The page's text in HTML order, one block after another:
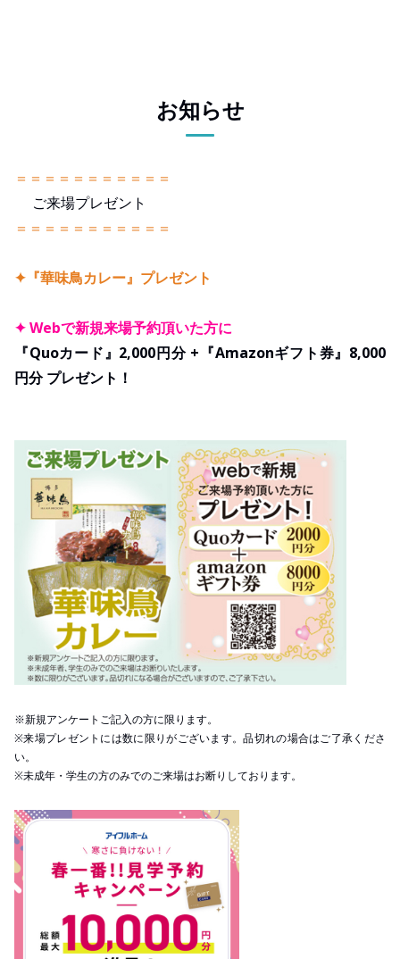
お知らせ
＝＝＝＝＝＝＝＝＝＝＝
ご来場プレゼント
＝＝＝＝＝＝＝＝＝＝＝
✦『華味鳥カレー』プレゼント
✦ Webで新規来場予約頂いた方に
『Quoカード』2,000円分 +『Amazonギフト券』8,000
円分 プレゼント！
※新規アンケートご記入の方に限ります。
※来場プレゼントには数に限りがございます。品切れの場合はご了承くださ
い。
※未成年・学生の方のみでのご来場はお断りしております。